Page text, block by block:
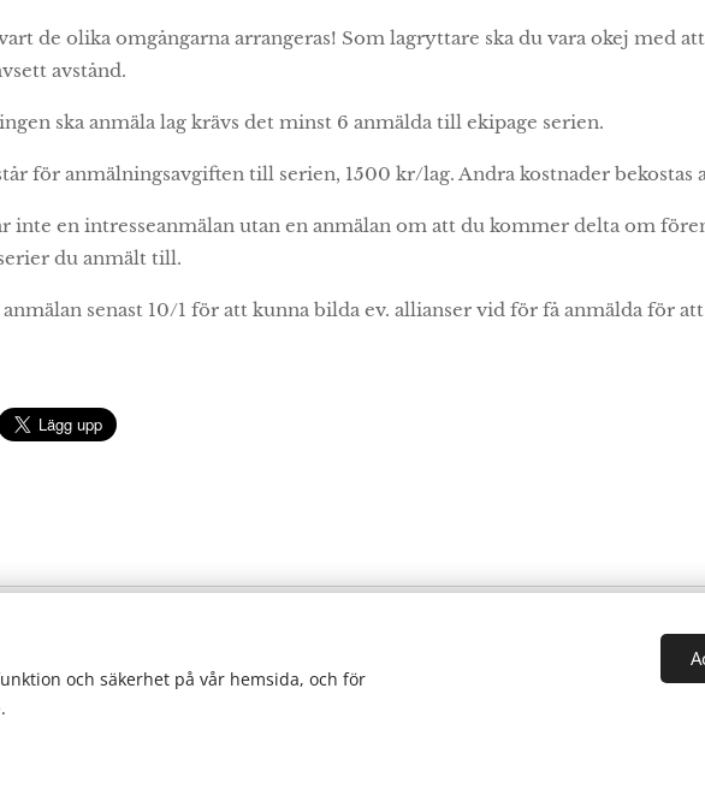
de olika omgångarna arrangeras! Som lagryttare ska du vara okej med
avstånd.
ska anmäla lag krävs det minst 6 anmälda till ekipage serien.
för anmälningsavgiften till serien, 1500 kr/lag. Andra kostnader bekostas
inte en intresseanmälan utan en anmälan om att du kommer delta om
du anmält till.
senast 10/1 för att kunna bilda ev. allianser vid för få anmälda för
och säkerhet på vår hemsida, och för